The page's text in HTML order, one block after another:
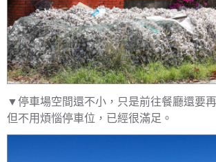
▼停車場空間還不小，只是前往餐廳還要
但不用煩惱停車位，已經很滿足。